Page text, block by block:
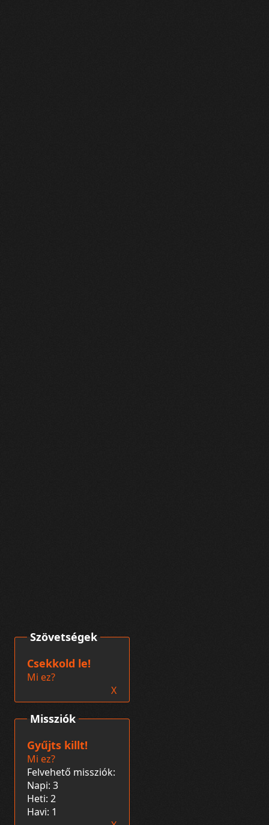
Missziók
Gyűjts killt!
Mi ez?
Felvehető missziók:
Napi: 3
Heti: 2
Havi: 1
Szövetségek
Csekkold le!
Mi ez?
X